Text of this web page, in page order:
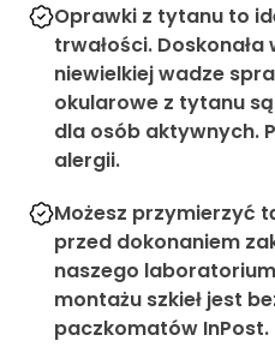
Oprawki z tytanu to
trwałości.
niewielkiej wadze
okularowe z tytanu
dla osób aktywnych.
alergii.
Możesz przymierzyć
przed dokonaniem
naszego
montażu szkieł jest
paczkomatów InPost.